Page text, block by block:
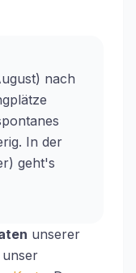
nach
In der
geht's
unserer
unser